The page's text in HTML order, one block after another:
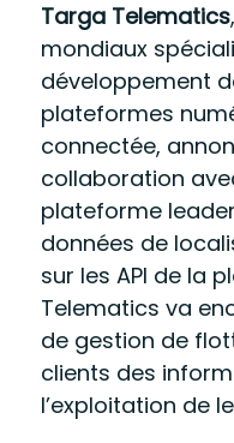
Targa Telematics
mondiaux
développement
plateformes
connectée,
collaboration
plateforme
données de
sur les API de la
Telematics va
de gestion de
clients des
l’exploitation de